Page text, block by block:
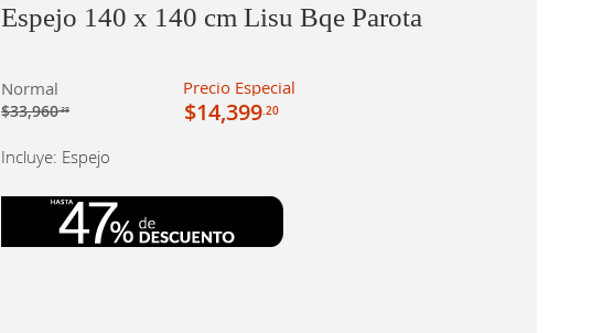
Espejo 140 x 140 cm Lisu Bqe Parota
Normal
$33,960.38
Precio Especial
$14,399.20
Incluye: Espejo